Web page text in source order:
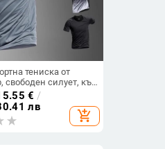
тениска от
свободен силует, къс
яка€ /
лв
add_shopping_cart